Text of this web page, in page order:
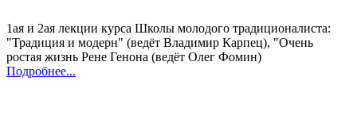
1ая и 2ая лекции курса Школы молодого традиционалиста:
"Традиция и модерн" (ведёт Владимир Карпец), "Очень
ростая жизнь Рене Генона (ведёт Олег Фомин)
Подробнее...